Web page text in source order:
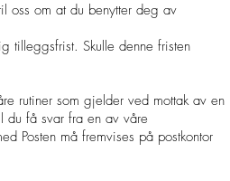
oss om at du benytter deg av
tilleggsfrist. Skulle denne fristen
rutiner som gjelder ved mottak av en
du få svar fra en av våre
Posten må fremvises på postkontor